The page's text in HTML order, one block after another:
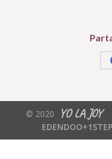
© 2020
YO LA JOY